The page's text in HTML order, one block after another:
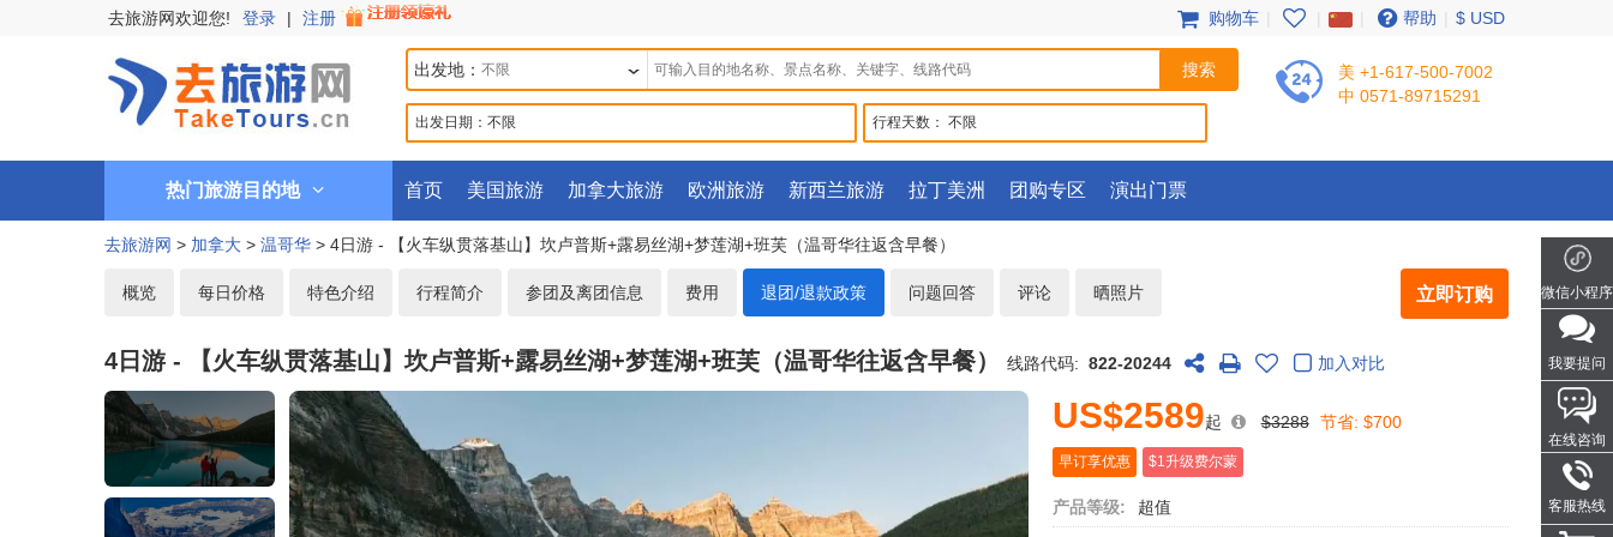
去旅游网欢迎您! 登录 | 注册 购物车 帮助 $ USD
出发地：
出发日期： 不限 行程天数： 不限
美 +1-617-500-7002
中 0571-89715291
热门旅游目的地 首页 美国旅游 加拿大旅游 欧洲旅游 新西兰旅游 拉丁美洲 团购专区 演出门票
去旅游网 > 加拿大 > 温哥华 > 4日游 - 【火车纵贯落基山】坎卢普斯+露易丝湖+梦莲湖+班芙（温哥华往返含早餐）
概览 每日价格 特色介绍 行程简介 参团及离团信息 费用 退团/退款政策 问题回答 评论 晒照片 立即订购
4日游 - 【火车纵贯落基山】坎卢普斯+露易丝湖+梦莲湖+班芙（温哥华往返含早餐） 线路代码: 822-20244 加入对比
US$2589起 $3288 节省: $700
早订享优惠 $1升级费尔蒙
产品等级: 超值
微信小程序
我要提问
在线咨询
客服热线